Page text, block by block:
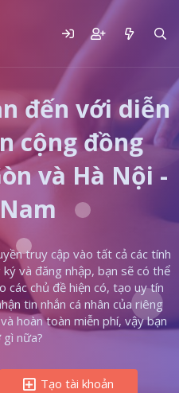
đến với diễn
cộng đồng
và Hà Nội -
truy cập vào tất cả các tính
ký và đăng nhập, bạn sẽ có thể
các chủ đề hiện có, tạo uy tín
tin nhắn cá nhân của riêng
hoàn toàn miễn phí, vậy bạn
gì nữa?
Tạo tài khoản